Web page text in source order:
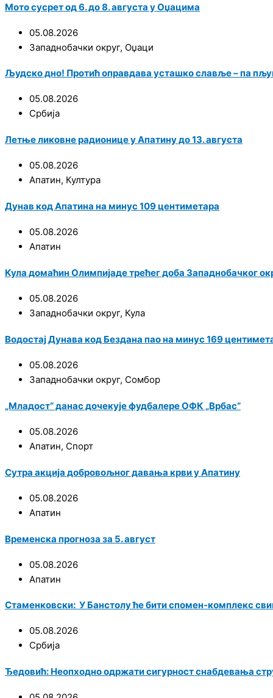
Мото сусрет од 6. до 8. августа у Оџацима
05.08.2026
Западнобачки округ, Оџаци
Људско дно! Протић оправдава усташко славље – па
05.08.2026
Србија
Летње ликовне радионице у Апатину до 13. августа
05.08.2026
Апатин, Култура
Дунав код Апатина на минус 109 центиметара
05.08.2026
Апатин
Кула домаћин Олимпијаде трећег доба Западнобачког
05.08.2026
Западнобачки округ, Кула
Водостај Дунава код Бездана пао на минус 169
05.08.2026
Западнобачки округ, Сомбор
„Младост“ данас дочекује фудбалере ОФК „Врбас“
05.08.2026
Апатин, Спорт
Сутра акција добровољног давања крви у Апатину
05.08.2026
Апатин
Временска прогноза за 5. август
05.08.2026
Апатин
Стаменковски: У Банстолу ће бити спомен-комплекс
05.08.2026
Србија
Ђедовић: Неопходно одржати сигурност снабдевања